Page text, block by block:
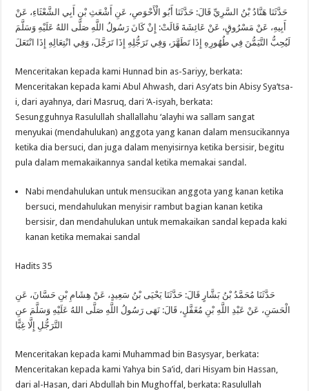
حَدَّثَنَا هَنَّادُ بْنُ السَّرِيِّ قَالَ: حَدَّثَنَا أَبُو الْأَحْوَصِ، عَنِ أَشْعَثِ بْنِ أَبِي الشَّعْثَاءِ، عَنْ
أَبِيهِ، عَنْ مَسْرُوقٍ، عَنْ عَائِشَةَ قَالَتْ: إِنْ كَانَ رَسُولُ اللَّهِ صَلَّى اللهُ عَلَيْهِ وَسَلَّمَ
لَيُحِبُّ التَّيَمُّنَ فِي طُهُورِهِ إِذَا تَطَهَّرَ، وَفِي تَرَجُّلِهِ إِذَا تَرَجَّلَ، وَفِي انْتِعَالِهِ إِذَا انْتَعَلَ
Menceritakan kepada kami Hunnad bin as-Sariyy, berkata:
Menceritakan kepada kami Abul Ahwash, dari Asy’ats bin Abisy Sya’tsa-
i, dari ayahnya, dari Masruq, dari ‘A-isyah, berkata:
Sesungguhnya Rasulullah shallallahu ‘alayhi wa sallam sangat
menyukai (mendahulukan) anggota yang kanan dalam mensucikannya
ketika dia bersuci, dan juga dalam menyisirnya ketika bersisir, begitu
pula dalam memakaikannya sandal ketika memakai sandal.
Nabi mendahulukan untuk mensucikan anggota yang kanan ketika
bersuci, mendahulukan menyisir rambut bagian kanan ketika
bersisir, dan mendahulukan untuk memakaikan sandal kepada kaki
kanan ketika memakai sandal
Hadits 35
حَدَّثَنَا مُحَمَّدُ بْنُ بَشَّارٍ قَالَ: حَدَّثَنَا يَحْيَى بْنُ سَعِيدٍ، عَنْ هِشَامِ بْنِ حَسَّانَ، عَنِ
الْحَسَنِ، عَنْ عَبْدِ اللَّهِ بْنِ مُغَفَّلٍ، قَالَ: نَهَى رَسُولُ اللَّهِ صَلَّى اللهُ عَلَيْهِ وَسَلَّمَ عنِ
التَّرَجُّلِ إِلَّا غِبًّا
Menceritakan kepada kami Muhammad bin Basysyar, berkata:
Menceritakan kepada kami Yahya bin Sa’id, dari Hisyam bin Hassan,
dari al-Hasan, dari Abdullah bin Mughoffal, berkata: Rasulullah